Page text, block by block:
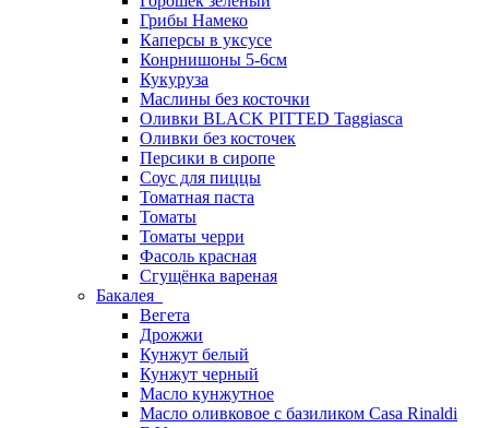
Грибы Намеко
Каперсы в уксусе
Конрнишоны 5-6см
Кукуруза
Маслины без косточки
Оливки BLACK PITTED Taggiasca
Оливки без косточек
Персики в сиропе
Соус для пиццы
Томатная паста
Томаты
Томаты черри
Фасоль красная
Сгущёнка вареная
Бакалея
Вегета
Дрожжи
Кунжут белый
Кунжут черный
Масло кунжутное
Масло оливковое с базиликом Casa Rinaldi